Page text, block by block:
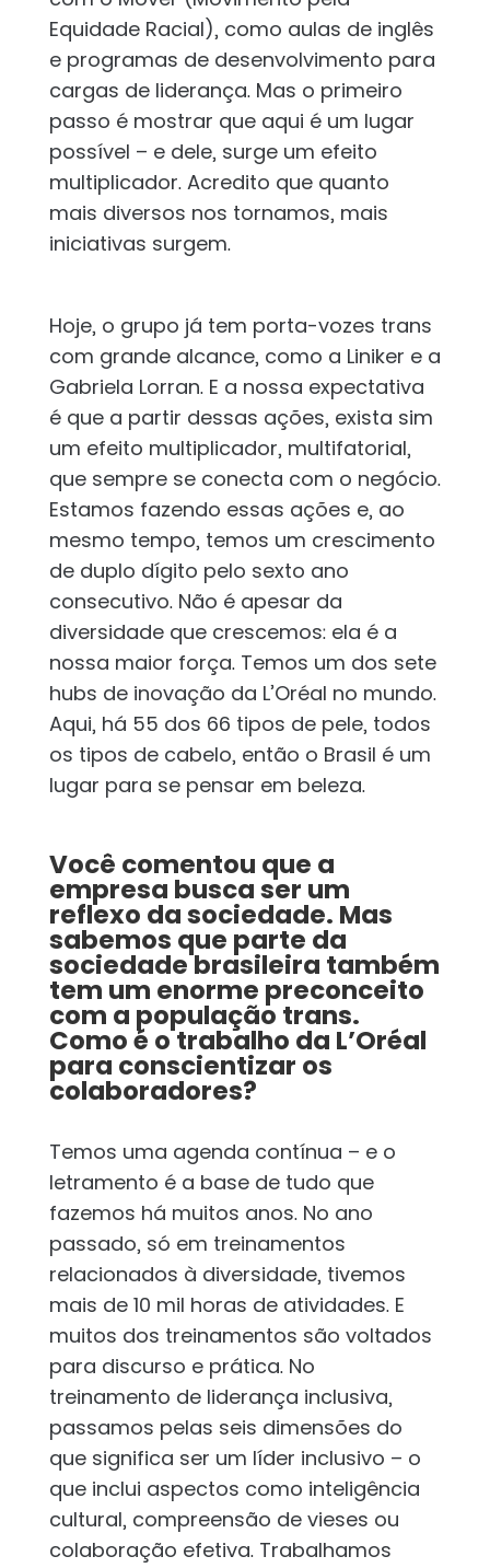
Equidade Racial), como aulas de inglês
e programas de desenvolvimento para
cargas de liderança. Mas o primeiro
passo é mostrar que aqui é um lugar
possível – e dele, surge um efeito
multiplicador. Acredito que quanto
mais diversos nos tornamos, mais
iniciativas surgem.
Hoje, o grupo já tem porta-vozes trans
com grande alcance, como a Liniker e a
Gabriela Lorran. E a nossa expectativa
é que a partir dessas ações, exista sim
um efeito multiplicador, multifatorial,
que sempre se conecta com o negócio.
Estamos fazendo essas ações e, ao
mesmo tempo, temos um crescimento
de duplo dígito pelo sexto ano
consecutivo. Não é apesar da
diversidade que crescemos: ela é a
nossa maior força. Temos um dos sete
hubs de inovação da L’Oréal no mundo.
Aqui, há 55 dos 66 tipos de pele, todos
os tipos de cabelo, então o Brasil é um
lugar para se pensar em beleza.
Você comentou que a
empresa busca ser um
reflexo da sociedade. Mas
sabemos que parte da
sociedade brasileira também
tem um enorme preconceito
com a população trans.
Como é o trabalho da L’Oréal
para conscientizar os
colaboradores?
Temos uma agenda contínua – e o
letramento é a base de tudo que
fazemos há muitos anos. No ano
passado, só em treinamentos
relacionados à diversidade, tivemos
mais de 10 mil horas de atividades. E
muitos dos treinamentos são voltados
para discurso e prática. No
treinamento de liderança inclusiva,
passamos pelas seis dimensões do
que significa ser um líder inclusivo – o
que inclui aspectos como inteligência
cultural, compreensão de vieses ou
colaboração efetiva. Trabalhamos